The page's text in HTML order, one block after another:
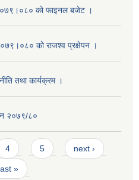
२०७९।०८० को फाइनल बजेट ।
को राजश्व प्रक्षेपन ।
तथा कार्यक्रम ।
२०७९/८०
4 5 next ›
»